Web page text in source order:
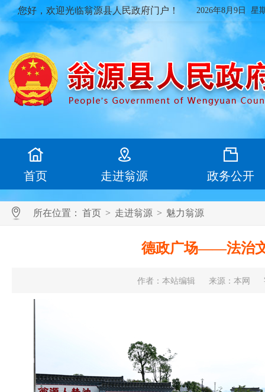
您好，欢迎光临翁源县人民政府门户！ 2026年8月9日 星
首页 走进翁源 政务公开
所在位置： 首页 > 走进翁源 > 魅力翁源
德政广场——法治
作者：本站编辑 来源：本网